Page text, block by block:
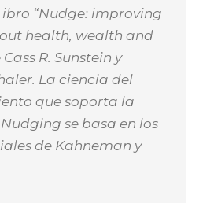
ibro “Nudge: improving
health, wealth and
R. Sunstein y
La ciencia del
que soporta la
se basa en los
de Kahneman y